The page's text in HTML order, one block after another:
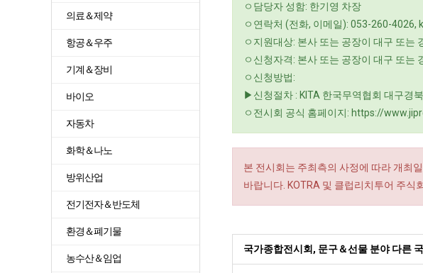
ㅇ담당자 성함: 한기영 차장
ㅇ연락처 (전화, 이메일): 053-260-4026,
ㅇ지원대상: 본사 또는 공장이 대구 또는
ㅇ신청자격: 본사 또는 공장이 대구 또는
ㅇ신청방법:
▶신청절차 : KITA 한국무역협회 대구경
ㅇ전시회 공식 홈페이지: https://
본 전시회는 주최측의 사정에 따라 개최
바랍니다. KOTRA 및 클럽리치투어 주식
국가종합전시회, 문구＆선물 분야 다른
의료＆제약
항공＆우주
기계＆장비
바이오
자동차
화학＆나노
방위산업
전기전자＆반도체
환경＆폐기물
농수산＆임업